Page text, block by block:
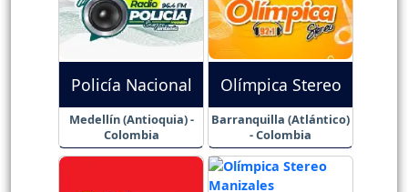
Policía Nacional
Medellín (Antioquia) -
Colombia
Olímpica Stereo
Barranquilla (Atlántico)
- Colombia